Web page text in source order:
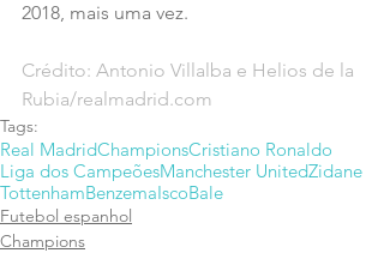
2018, mais uma vez.
Crédito: Antonio Villalba e Helios de la
Rubia/realmadrid.com
Tags:
Real MadridChampionsCristiano Ronaldo
Liga dos CampeõesManchester UnitedZidane
TottenhamBenzemaIscoBale
Futebol espanhol
Champions